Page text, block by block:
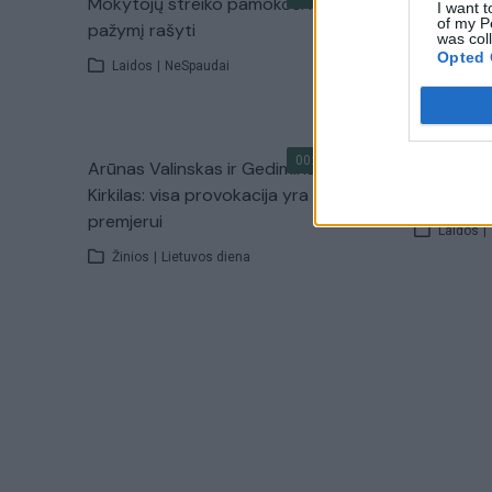
I want
of my
was
Opted
pažymį rašyti
Laidos NeSpaudai
puseiNe
Laidos
00:47:33
Arūnas Valinskas ir Gediminas
Kirkilas: visa provokacija yra nauda
premjerui
Žinios Lietuvos diena
Laidos |